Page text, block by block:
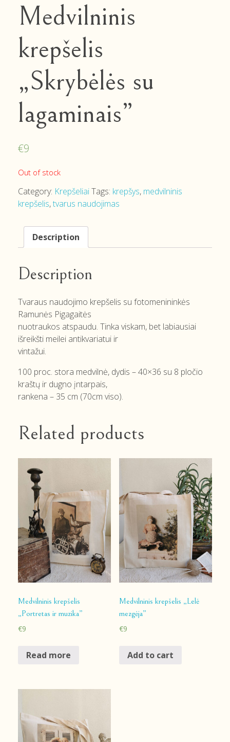
Medvilninis
krepšelis
„Skrybėlės su
lagaminais”
€9
Out of stock
Category: KrepšeliaiTags: krepšys, medvilninis
krepšelis,tvarus naudojimas
Description
Description
Tvaraus naudojimo krepšelis su fotomenininkės
Ramunės Pigagaitės
nuotraukos atspaudu. Tinka viskam, bet labiausiai
išreikšti meilei antikvariatui ir
vintažui.
100 proc. stora medvilnė, dydis – 40×36 su 8 pločio
kraštų ir dugno įntarpais,
rankena – 35 cm (70cm viso).
Related products
Medvilninis krepšelis
„Portretas ir muzika”
€9
Read more
Medvilninis krepšelis „Lelė
mezgėja”
€9
Add to cart